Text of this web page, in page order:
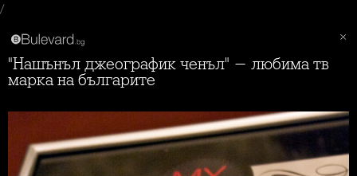
/
"Нашънъл джеографик ченъл" - любима тв
марка на българите